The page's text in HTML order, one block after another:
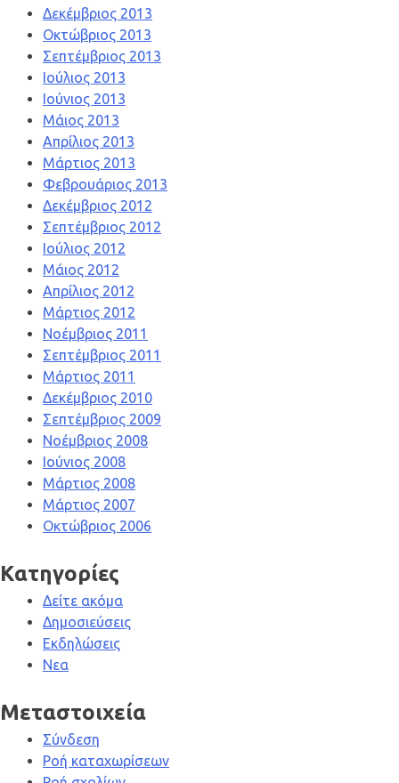
Δεκέμβριος 2013
Οκτώβριος 2013
Σεπτέμβριος 2013
Ιούλιος 2013
Ιούνιος 2013
Μάιος 2013
Απρίλιος 2013
Μάρτιος 2013
Φεβρουάριος 2013
Δεκέμβριος 2012
Σεπτέμβριος 2012
Ιούλιος 2012
Μάιος 2012
Απρίλιος 2012
Μάρτιος 2012
Νοέμβριος 2011
Σεπτέμβριος 2011
Μάρτιος 2011
Δεκέμβριος 2010
Σεπτέμβριος 2009
Νοέμβριος 2008
Ιούνιος 2008
Μάρτιος 2008
Μάρτιος 2007
Οκτώβριος 2006
Kατηγορίες
Δείτε ακόμα
Δημοσιεύσεις
Εκδηλώσεις
Νεα
Μεταστοιχεία
Σύνδεση
Ροή καταχωρίσεων